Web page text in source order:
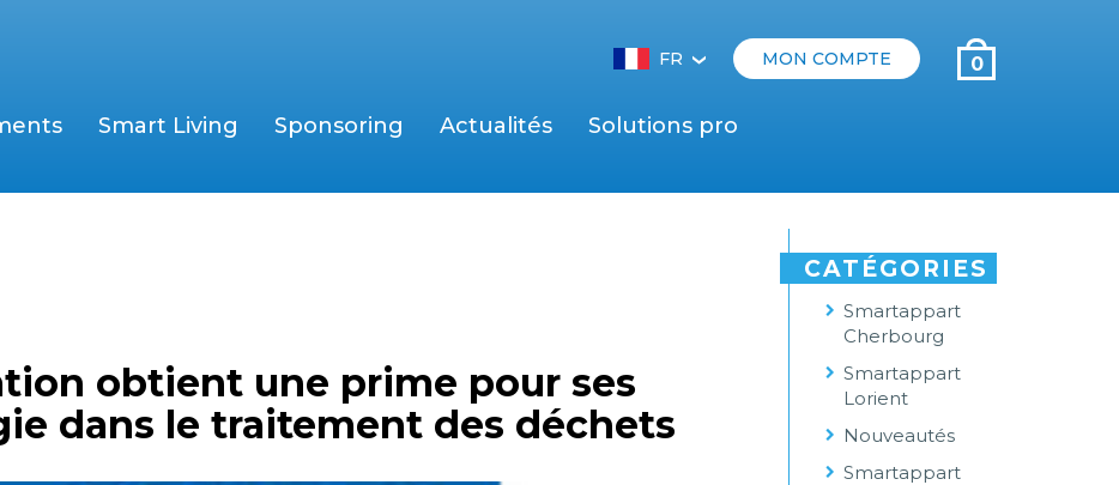
FR‹ MON COMPTE 0
Smart Living Sponsoring Actualités Solutions pro
obtient une prime pour ses
dans le traitement des déchets
CATÉGORIES
Smartappart
Cherbourg
Smartappart
Lorient
Nouveautés
Smartappart